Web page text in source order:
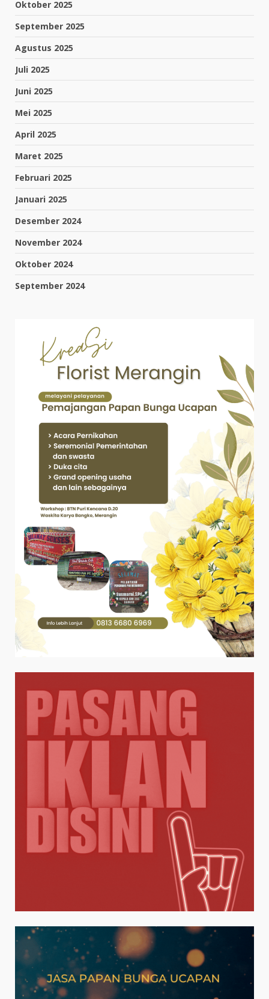
Oktober 2025
September 2025
Agustus 2025
Juli 2025
Juni 2025
Mei 2025
April 2025
Maret 2025
Februari 2025
Januari 2025
Desember 2024
November 2024
Oktober 2024
September 2024